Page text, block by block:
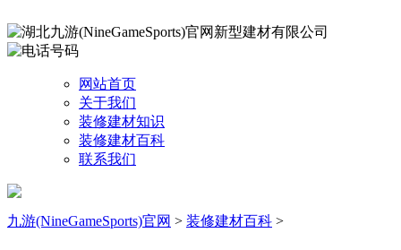
网站首页
关于我们
装修建材知识
装修建材百科
联系我们
九游(NineGameSports)官网 > 装修建材百科 >